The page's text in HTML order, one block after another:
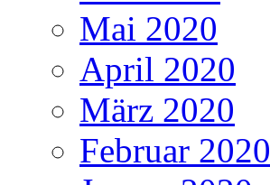
Mai 2020
April 2020
März 2020
Februar 2020